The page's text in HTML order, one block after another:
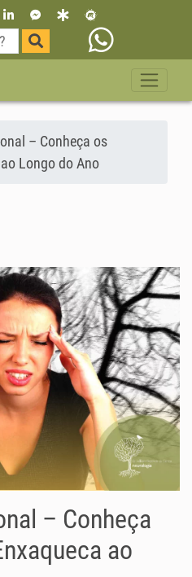
– Conheça os
Longo do Ano
– Conheça
ao